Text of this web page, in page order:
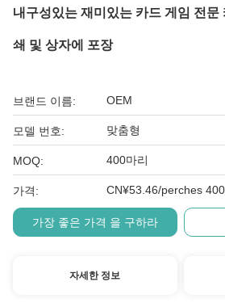
내구성있는 재미있는 카드 게임 전문
쇄 및 상자에 포장
브랜드 이름: OEM
모델 번호: 맞춤형
MOQ: 400마리
가격: CN¥53.46/perches
가장 좋은 가격 을 구하라
자세한 정보